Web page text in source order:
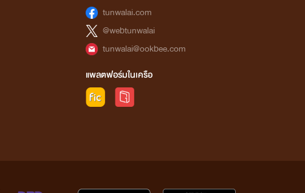
tunwalai.com
@webtunwalai
tunwalai@ookbee.com
แพลตฟอร์มในเครือ